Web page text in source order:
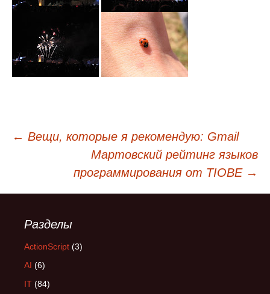
Навигация
по
записям
← Вещи, которые я рекомендую: Gmail
Мартовский рейтинг языков
программирования от TIOBE →
Разделы
ActionScript (3)
AI (6)
IT (84)